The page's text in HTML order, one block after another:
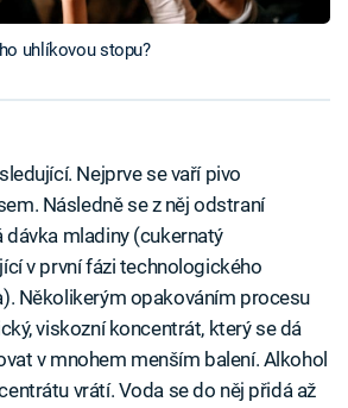
uhlíkovou stopu?
Nejprve se vaří pivo
Následně se z něj odstraní
dávka mladiny (cukernatý
v první fázi technologického
Několikerým opakováním procesu
viskozní koncentrát, který se dá
v mnohem menším balení. Alkohol
vrátí. Voda se do něj přidá až